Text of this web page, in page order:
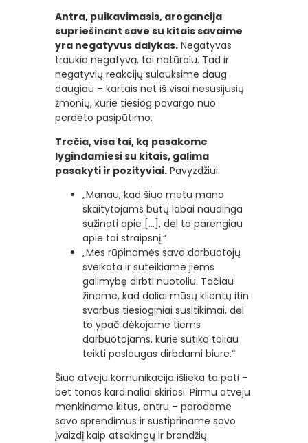
Antra, puikavimasis, arogancija
supriešinant save su kitais savaime
yra negatyvus dalykas. Negatyvas
traukia negatyvą, tai natūralu. Tad ir
negatyvių reakcijų sulauksime daug
daugiau – kartais net iš visai nesusijusių
žmonių, kurie tiesiog pavargo nuo
perdėto pasipūtimo.
Trečia, visa tai, ką pasakome
lygindamiesi su kitais, galima
pasakyti ir pozityviai. Pavyzdžiui:
„Manau, kad šiuo metu mano
skaitytojams būtų labai naudinga
sužinoti apie […], dėl to parengiau
apie tai straipsnį.“
„Mes rūpinamės savo darbuotojų
sveikata ir suteikiame jiems
galimybę dirbti nuotoliu. Tačiau
žinome, kad daliai mūsų klientų itin
svarbūs tiesioginiai susitikimai, dėl
to ypač dėkojame tiems
darbuotojams, kurie sutiko toliau
teikti paslaugas dirbdami biure.“
Šiuo atveju komunikacija išlieka ta pati –
bet tonas kardinaliai skiriasi. Pirmu atveju
menkiname kitus, antru – parodome
savo sprendimus ir sustipriname savo
įvaizdį kaip atsakingų ir brandžių.